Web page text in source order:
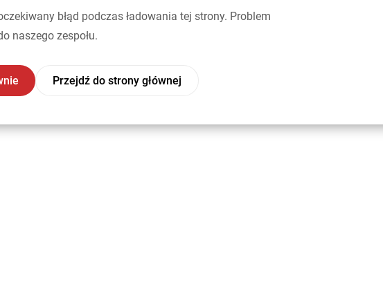
błąd podczas ładowania tej strony. Problem
naszego zespołu.
Przejdź do strony głównej